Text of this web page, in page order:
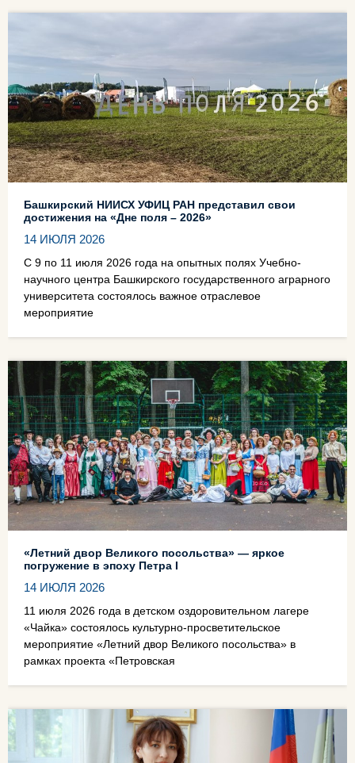
Башкирский НИИСХ УФИЦ РАН представил свои
достижения на «Дне поля – 2026»
14 ИЮЛЯ 2026
С 9 по 11 июля 2026 года на опытных полях Учебно-
научного центра Башкирского государственного аграрного
университета состоялось важное отраслевое
мероприятие
«Летний двор Великого посольства» — яркое
погружение в эпоху Петра I
14 ИЮЛЯ 2026
11 июля 2026 года в детском оздоровительном лагере
«Чайка» состоялось культурно‑просветительское
мероприятие «Летний двор Великого посольства» в
рамках проекта «Петровская